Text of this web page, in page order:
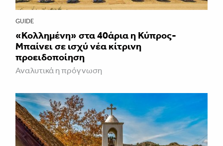
GUIDE
«Κολλημένη» στα 40άρια η Κύπρος-
Μπαίνει σε ισχύ νέα κίτρινη
προειδοποίηση
Αναλυτικά η πρόγνωση